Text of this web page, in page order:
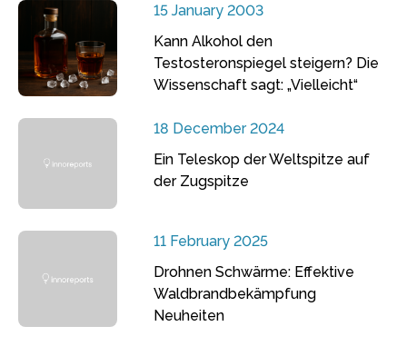
15 January 2003
Kann Alkohol den
Testosteronspiegel steigern? Die
Wissenschaft sagt: „Vielleicht“
18 December 2024
Ein Teleskop der Weltspitze auf
der Zugspitze
11 February 2025
Drohnen Schwärme: Effektive
Waldbrandbekämpfung
Neuheiten